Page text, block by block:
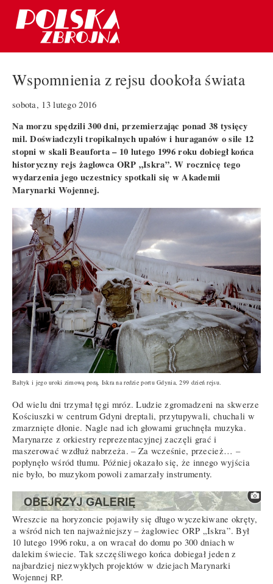
Wspomnienia z rejsu dookoła świata
sobota, 13 lutego 2016
Na morzu spędzili 300 dni, przemierzając ponad 38 tysięcy
mil. Doświadczyli tropikalnych upałów i huraganów o sile 12
stopni w skali Beauforta – 10 lutego 1996 roku dobiegł końca
historyczny rejs żaglowca ORP „Iskra”. W rocznicę tego
wydarzenia jego uczestnicy spotkali się w Akademii
Marynarki Wojennej.
Bałtyk i jego uroki zimową porą, Iskra na redzie portu Gdynia, 299 dzień rejsu.
Od wielu dni trzymał tęgi mróz. Ludzie zgromadzeni na skwerze
Kościuszki w centrum Gdyni dreptali, przytupywali, chuchali w
zmarznięte dłonie. Nagle nad ich głowami gruchnęła muzyka.
Marynarze z orkiestry reprezentacyjnej zaczęli grać i
maszerować wzdłuż nabrzeża. – Za wcześnie, przecież… –
popłynęło wśród tłumu. Później okazało się, że innego wyjścia
nie było, bo muzykom powoli zamarzały instrumenty.
Wreszcie na horyzoncie pojawiły się długo wyczekiwane okręty,
a wśród nich ten najważniejszy – żaglowiec ORP „Iskra”. Był
10 lutego 1996 roku, a on wracał do domu po 300 dniach w
dalekim świecie. Tak szczęśliwego końca dobiegał jeden z
najbardziej niezwykłych projektów w dziejach Marynarki
Wojennej RP.